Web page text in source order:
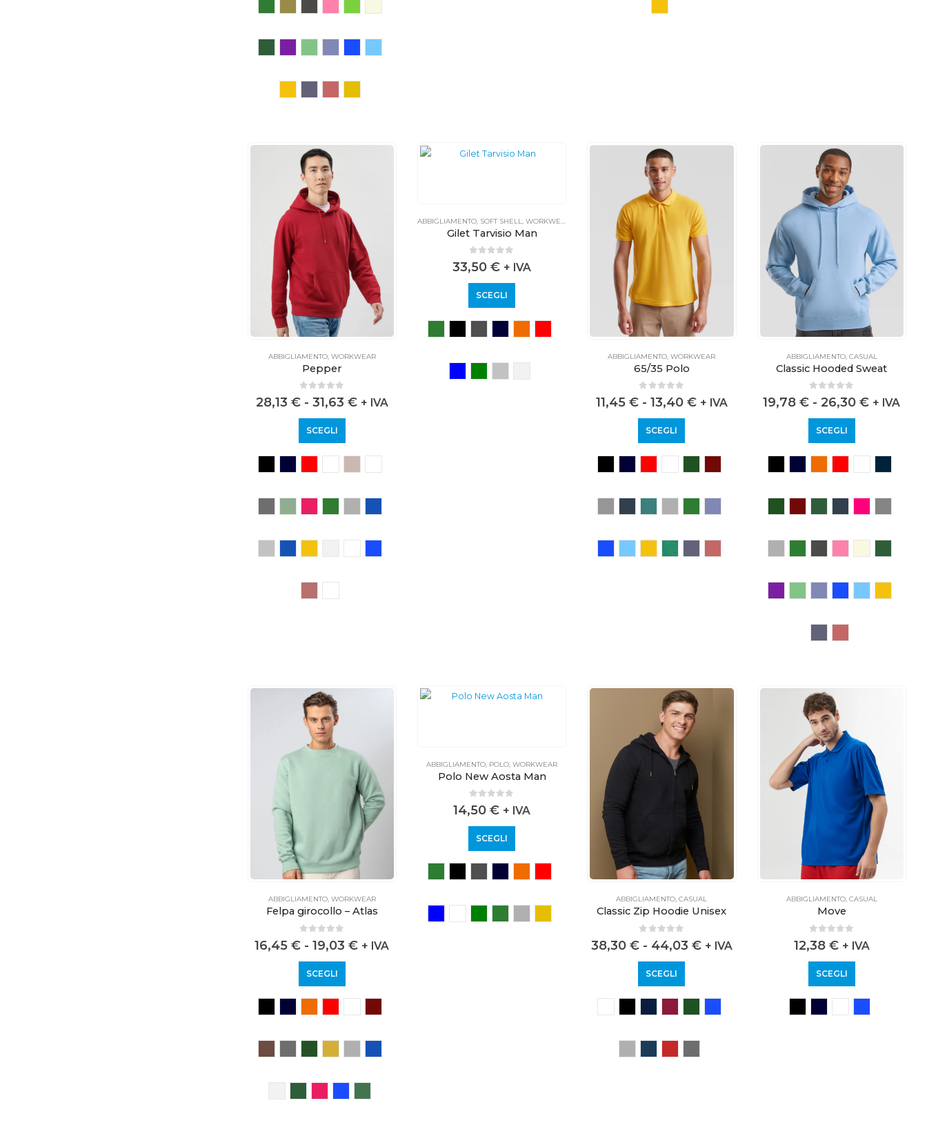
ABBIGLIAMENTO, WORKWEAR
Pepper
0 out of 5
28,13 € - 31,63 € + IVA
SCEGLI
ABBIGLIAMENTO, SOFT SHELL, WORKWEAR
Gilet Tarvisio Man
0out of 5
33,50€ + IVA
SCEGLI
ABBIGLIAMENTO,WORKWEAR
65/35 Polo
out of 5
11,45 € - 13,40 € + IVA
SCEGLI
ABBIGLIAMENTO, CASUAL
Classic Hooded Sweat
out of 5
19,78€ - 26,30€ + IVA
SCEGLI
ABBIGLIAMENTO, WORKWEAR
Felpa girocollo – Atlas
16,45€ - 19,03€ + IVA
SCEGLI
ABBIGLIAMENTO POLO ,WORKWEAR
Polo New Aosta Man
14,50€ + IVA
SCEGLI
ABBIGLIAMENTO,CASUAL
Classic Zip Hoodie Unisex
38,30 € - 44,03 € + IVA
SCEGLI
ABBIGLIAMENTO, CASUAL
Move
12,38 € + IVA
SCEGLI